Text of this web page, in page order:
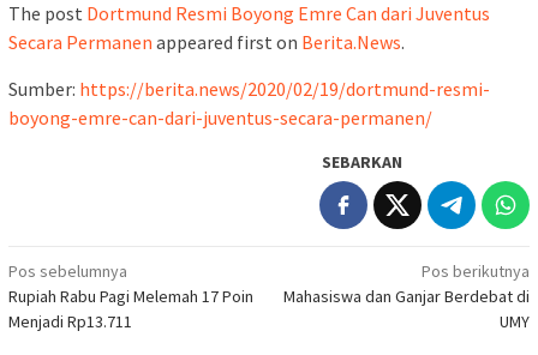
The post Dortmund Resmi Boyong Emre Can dari Juventus
Secara Permanen appeared first on Berita.News.
Sumber: https://berita.news/2020/02/19/dortmund-resmi-
boyong-emre-can-dari-juventus-secara-permanen/
SEBARKAN
Navigasi
pos
Pos sebelumnya
Rupiah Rabu Pagi Melemah 17 Poin
Menjadi Rp13.711
Pos berikutnya
Mahasiswa dan Ganjar Berdebat di
UMY